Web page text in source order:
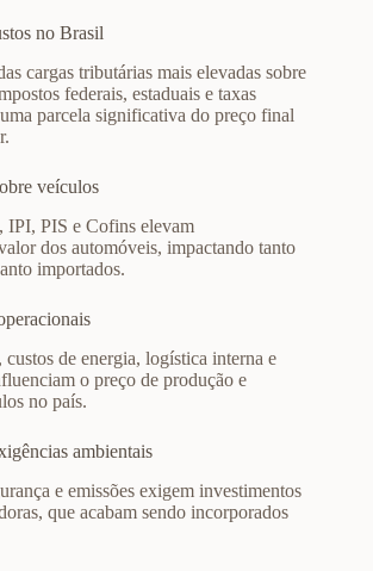
no Brasil
cargas tributárias mais elevadas sobre
federais, estaduais e taxas
parcela significativa do preço final
veículos
PIS e Cofins elevam
dos automóveis, impactando tanto
importados.
custos de energia, logística interna e
o preço de produção e
no país.
ambientais
e emissões exigem investimentos
que acabam sendo incorporados